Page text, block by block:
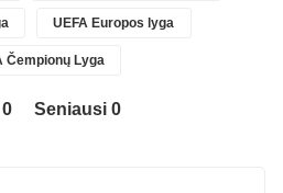
UEFA Europos lyga
Čempionų Lyga
Seniausi 0